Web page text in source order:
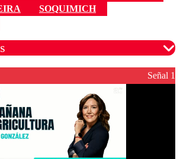
SOQUIMICH
son moderados para garantizar un
diálogo respetuoso.
Señal 1